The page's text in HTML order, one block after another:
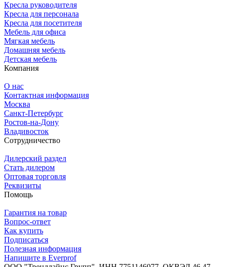
Кресла руководителя
Кресла для персонала
Кресла для посетителя
Мебель для офиса
Мягкая мебель
Домашняя мебель
Детская мебель
Компания
О нас
Контактная информация
Москва
Санкт-Петербург
Ростов-на-Дону
Владивосток
Сотрудничество
Дилерский раздел
Стать дилером
Оптовая торговля
Реквизиты
Помощь
Гарантия на товар
Вопрос-ответ
Как купить
Подписаться
Полезная информация
Напишите в Everprof